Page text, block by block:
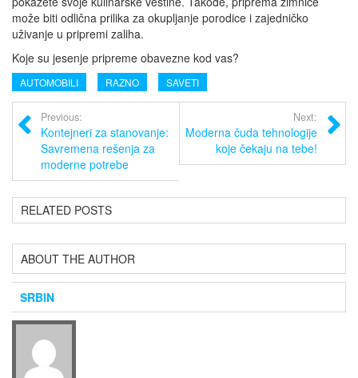
može biti odlična prilika za okupljanje porodice i zajedničko
uživanje u pripremi zaliha.
Koje su jesenje pripreme obavezne kod vas?
AUTOMOBILI RAZNO SAVETI
Previous:
Kontejneri za stanovanje:
Savremena rešenja za
moderne potrebe
Next:
Moderna čuda tehnologije
koje čekaju na tebe!
RELATED POSTS
ABOUT THE AUTHOR
SRBIN